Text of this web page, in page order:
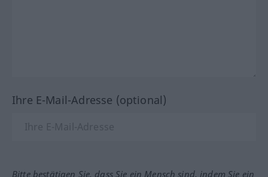
Ihre E-Mail-Adresse (optional)
Bitte bestätigen Sie, dass Sie ein Mensch sind, indem Sie ein